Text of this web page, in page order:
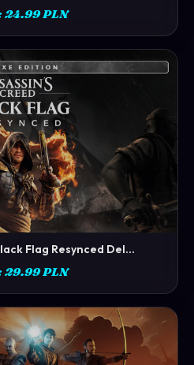
24.99 PLN
→
Flag Resynced Del...
29.99 PLN